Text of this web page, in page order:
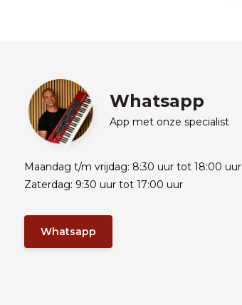
Whatsapp
App met onze specialist
Maandag t/m vrijdag: 8:30 uur tot 18:00 uur
Zaterdag: 9:30 uur tot 17:00 uur
Whatsapp